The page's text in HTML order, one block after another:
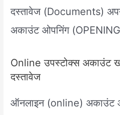
दस्तावेज (Documents)
अकाउंट ओपनिंग
Online उपस्टोक्स अकाउंट
दस्तावेज
ऑनलाइन (online) अकाउंट